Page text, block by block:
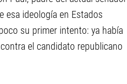
esa ideología en Estados
su primer intento: ya había
el candidato republicano